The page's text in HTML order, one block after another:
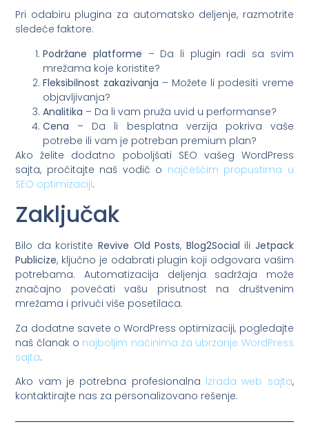
Pri odabiru plugina za automatsko deljenje, razmotrite
sledeće faktore:
Podržane platforme – Da li plugin radi sa svim
mrežama koje koristite?
Fleksibilnost zakazivanja – Možete li podesiti vreme
objavljivanja?
Analitika – Da li vam pruža uvid u performanse?
Cena – Da li besplatna verzija pokriva vaše
potrebe ili vam je potreban premium plan?
Ako želite dodatno poboljšati SEO vašeg WordPress
sajta, pročitajte naš vodič o najčešćim propustima u
SEO optimizaciji.
Zaključak
Bilo da koristite Revive Old Posts, Blog2Social ili Jetpack
Publicize, ključno je odabrati plugin koji odgovara vašim
potrebama. Automatizacija deljenja sadržaja može
značajno povećati vašu prisutnost na društvenim
mrežama i privući više posetilaca.
Za dodatne savete o WordPress optimizaciji, pogledajte
naš članak o najboljim načinima za ubrzanje WordPress
sajta.
Ako vam je potrebna profesionalna Izrada web sajta,
kontaktirajte nas za personalizovano rešenje.